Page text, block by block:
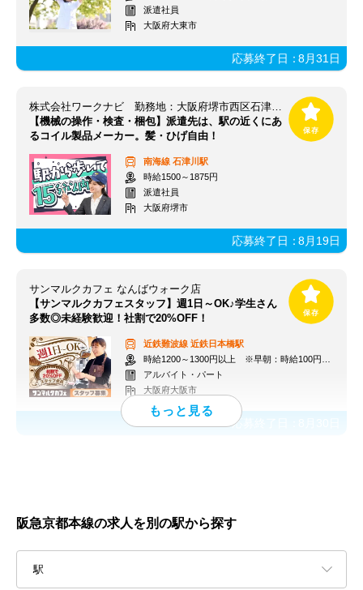
派遣社員
大阪府大東市
応募終了日：8月31日
【機械の操作・検査・梱包】派遣先は、駅の近くにあ
るコイル製品メーカー。髪・ひげ自由！
南海線 石津川駅
時給1500～1875円
派遣社員
大阪府堺市
応募終了日：8月19日
サンマルクカフェ なんばウォーク店
【サンマルクカフェスタッフ】週1日～OK♪学生さん
多数◎未経験歓迎！社割で20%OFF！
近鉄難波線 近鉄日本橋駅
時給1200～1300円以上 ※早朝：時給100円アップ ※交通費支給
アルバイト・パート
大阪府大阪市
応募終了日：
阪急京都本線の求人を別の駅から探す
駅